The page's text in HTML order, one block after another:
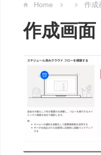
Home 作成
作成画面